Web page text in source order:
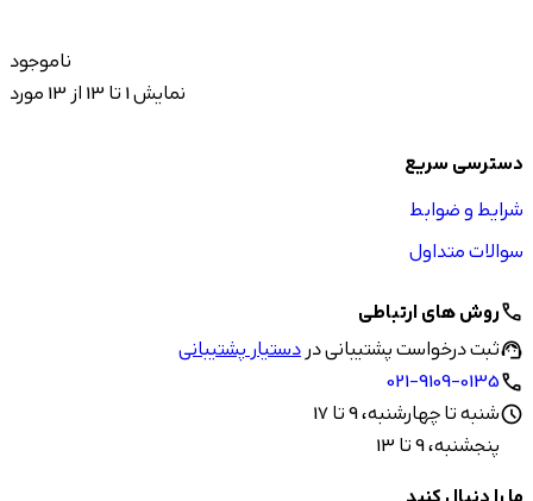
ناموجود
نمایش 1 تا 13 از 13 مورد
دسترسی سریع
شرایط و ضوابط
سوالات متداول
callروش های ارتباطی
support_agentثبت درخواست پشتیبانی دردستیار پشتیبانی
call
021-9109-0135
scheduleشنبه تا چهارشنبه، 9 تا 17
پنجشنبه، 9 تا 13